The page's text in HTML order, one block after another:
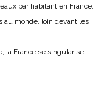
par habitant en France,
au monde, loin devant les
la France se singularise